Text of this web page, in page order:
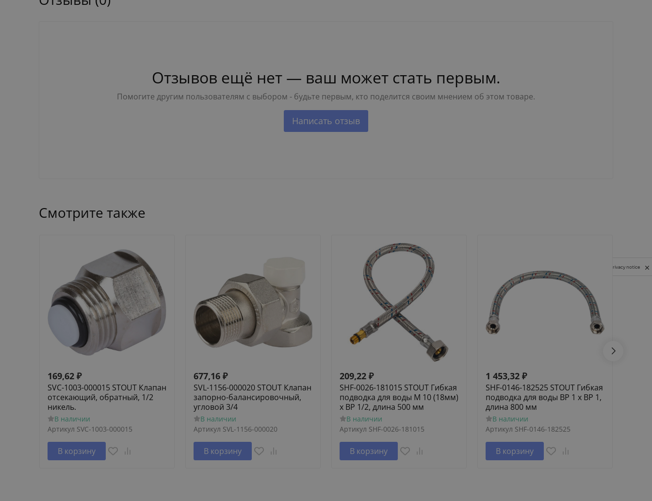
Отзывов ещё нет — ваш может стать первым.
Помогите другим пользователям с выбором - будьте первым, кто поделится своим мнением об этом товаре.
Написать отзыв
Смотрите также
169,62 ₽
SVC-1003-000015 STOUT Клапан
отсекающий, обратный, 1/2
никель.
В наличии
Артикул SVC-1003-000015
В корзину
677,16 ₽
SVL-1156-000020 STOUT Клапан
запорно-балансировочный,
угловой 3/4
В наличии
Артикул SVL-1156-000020
В корзину
209,22 ₽
SHF-0026-181015 STOUT Гибкая
подводка для воды M 10 (18мм)
х ВР 1/2, длина 500 мм
В наличии
Артикул SHF-0026-181015
В корзину
1 453,32 ₽
SHF-0146-182525 STOUT Гибкая
подводка для воды ВР 1 х ВР 1,
длина 800 мм
В наличии
Артикул SHF-0146-182525
В корзину
Privacy notice